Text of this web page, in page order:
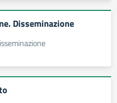
Disseminazione